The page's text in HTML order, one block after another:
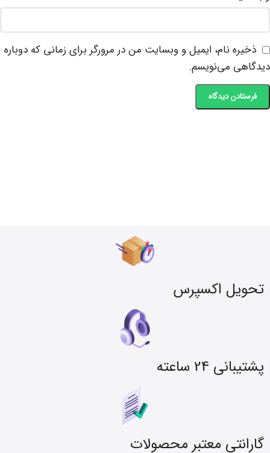
ذخیره نام، ایمیل و وبسایت من در مرورگر برای زمانی که دوباره
دیدگاهی می‌نویسم.
تحویل اکسپرس
پشتیبانی 24 ساعته
گارانتی معتبر محصولات